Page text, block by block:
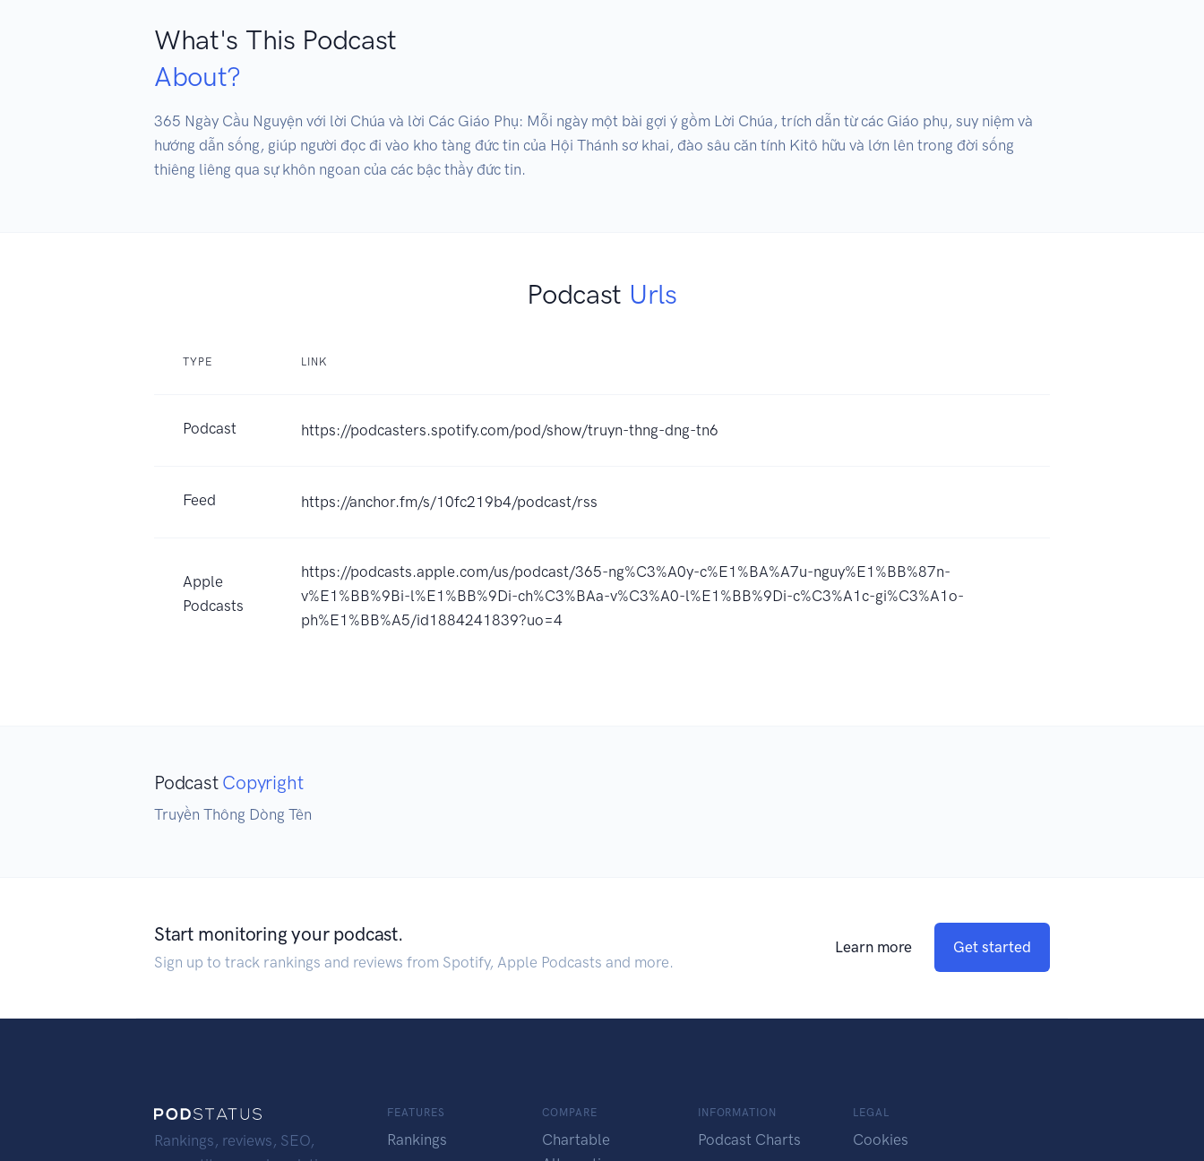
What's This Podcast
About?
365 Ngày Cầu Nguyện với lời Chúa và lời Các Giáo Phụ: Mỗi ngày một bài gợi ý gồm Lời Chúa, trích dẫn từ các Giáo phụ, suy niệm và
hướng dẫn sống, giúp người đọc đi vào kho tàng đức tin của Hội Thánh sơ khai, đào sâu căn tính Kitô hữu và lớn lên trong đời sống
thiêng liêng qua sự khôn ngoan của các bậc thầy đức tin.
Podcast Urls
TYPE LINK
Podcast https://podcasters.spotify.com/pod/show/truyn-thng-dng-tn6
Feed https://anchor.fm/s/10fc219b4/podcast/rss
Apple
Podcasts
https://podcasts.apple.com/us/podcast/365-ng%C3%A0y-c%E1%BA%A7u-nguy%E1%BB%87n-
v%E1%BB%9Bi-l%E1%BB%9Di-ch%C3%BAa-v%C3%A0-l%E1%BB%9Di-c%C3%A1c-gi%C3%A1o-
ph%E1%BB%A5/id1884241839?uo=4
Podcast Copyright
Truyền Thông Dòng Tên
Start monitoring your podcast.
Sign up to track rankings and reviews from Spotify, Apple Podcasts and more.
Learn more Get started
Rankings, reviews, SEO,
FEATURES
Rankings
COMPARE
Chartable
INFORMATION
Podcast Charts
LEGAL
Cookies